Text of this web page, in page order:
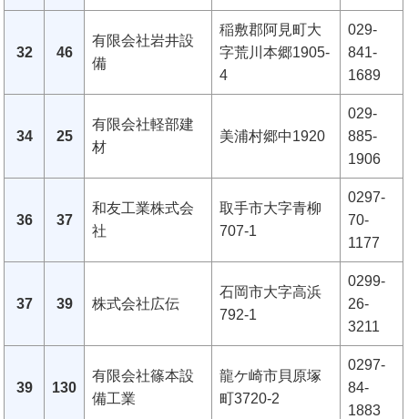
32 46
有限会社岩井設
備
稲敷郡阿見町大
字荒川本郷1905-
4
029-
841-
1689
34 25
有限会社軽部建
材
美浦村郷中1920
029-
885-
1906
36 37
和友工業株式会
社
取手市大字青柳
707-1
0297-
70-
1177
37 39 株式会社広伝
石岡市大字高浜
792-1
0299-
26-
3211
39 130
有限会社篠本設
備工業
龍ケ崎市貝原塚
町3720-2
0297-
84-
1883